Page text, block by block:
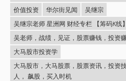
价值投资
华尔街见闻
吴继宗
吴继宗老师 星洲网 财经专栏 【筹码K线】
吴老师，战绩，见证，股票赚钱，投资
大马股市投资学
大马股市，大马股票，股票资讯，投资
人， 飙股，买入时机